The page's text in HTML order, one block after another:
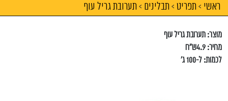
ראשי > תפריט > תבלינים > תערובת גריל עוף
מוצר: תערובת גריל עוף
מחיר: 4.9ש"ח
לכמות: ל-100 ג'